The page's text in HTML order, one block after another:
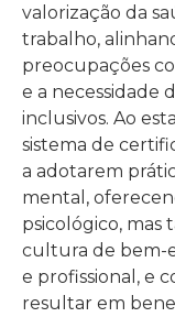
valorização da
trabalho,
preocupações
e a necessidade
inclusivos. Ao
sistema de
a adotarem
mental,
psicológico,
cultura de bem-
e profissional, e
resultar em